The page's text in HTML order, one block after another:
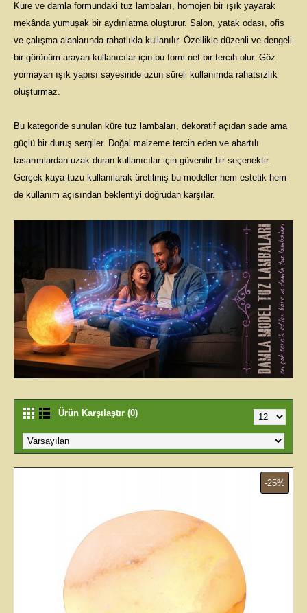
Küre ve damla formundaki tuz lambaları, homojen bir ışık yayarak
mekânda yumuşak bir aydınlatma oluşturur. Salon, yatak odası, ofis
ve çalışma alanlarında rahatlıkla kullanılır. Özellikle düzenli ve dengeli
bir görünüm arayan kullanıcılar için bu form net bir tercih olur. Göz
yormayan ışık yapısı sayesinde uzun süreli kullanımda rahatsızlık
oluşturmaz.
Bu kategoride sunulan küre tuz lambaları, dekoratif açıdan sade ama
güçlü bir duruş sergiler. Doğal malzeme tercih eden ve abartılı
tasarımlardan uzak duran kullanıcılar için güvenilir bir seçenektir.
Gerçek kaya tuzu kullanılarak üretilmiş bu modeller hem estetik hem
de kullanım açısından beklentiyi doğrudan karşılar.
Ürün Karşılaştır (0)
-25%